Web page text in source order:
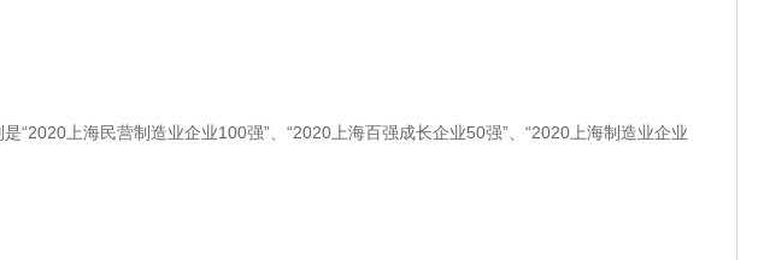
“2020上海民营制造业企业100强”、“2020上海百强成长企业50强”、“2020上海制造业企业